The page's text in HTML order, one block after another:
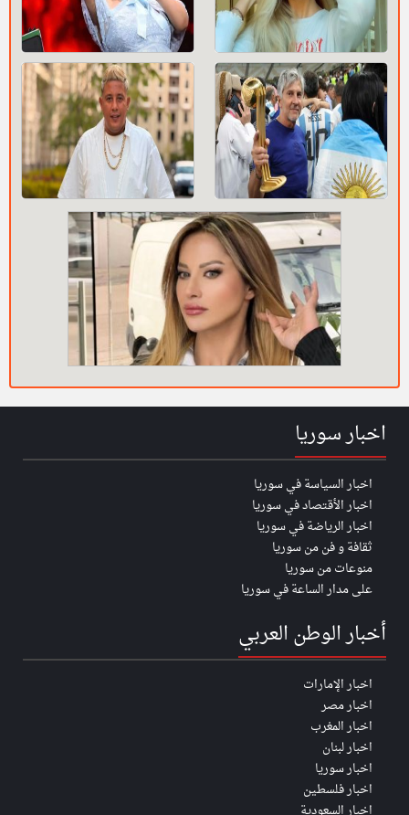
اخبار سوريا
اخبار السياسة في سوريا
اخبار الأقتصاد في سوريا
اخبار الرياضة في سوريا
ثقافة و فن من سوريا
منوعات من سوريا
على مدار الساعة في سوريا
أخبار الوطن العربي
اخبار الإمارات
اخبار مصر
اخبار المغرب
اخبار لبنان
اخبار سوريا
اخبار فلسطين